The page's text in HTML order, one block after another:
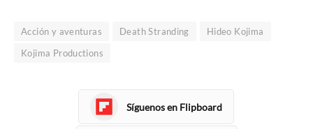
Acción y aventuras Death Stranding
Hideo Kojima
Kojima Productions
Síguenos en Flipboard